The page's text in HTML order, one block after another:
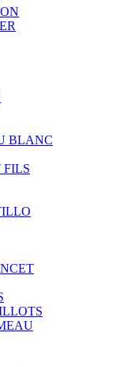
BLANC
FILS